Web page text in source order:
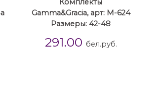
Комплекты
Gamma&Gracia, арт: М-624
Размеры: 42-48
291.00 бел.руб.